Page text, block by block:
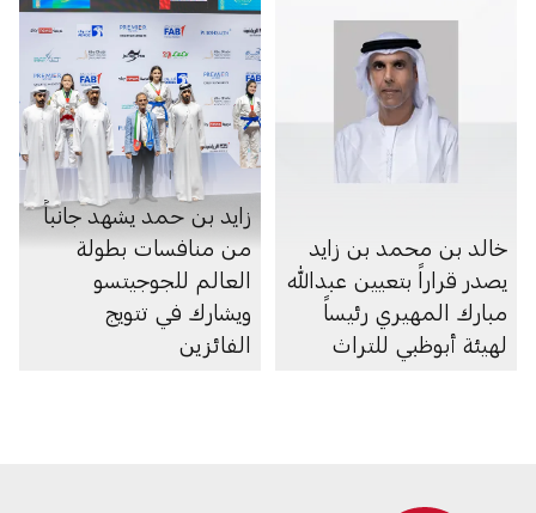
خالد بن محمد بن زايد
يصدر قراراً بتعيين عبدالله
مبارك المهيري رئيساً
لهيئة أبوظبي للتراث
زايد بن حمد يشهد جانباً
من منافسات بطولة
العالم للجوجيتسو
ويشارك في تتويج
الفائزين